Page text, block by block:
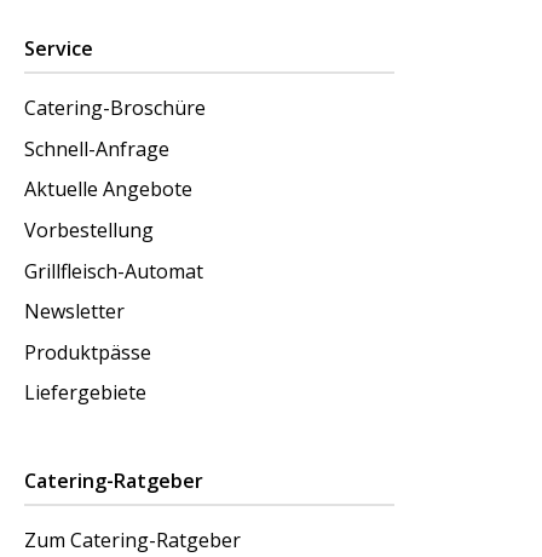
Service
Catering-Broschüre
Schnell-Anfrage
Aktuelle Angebote
Vorbestellung
Grillfleisch-Automat
Newsletter
Produktpässe
Liefergebiete
Catering-Ratgeber
Zum Catering-Ratgeber